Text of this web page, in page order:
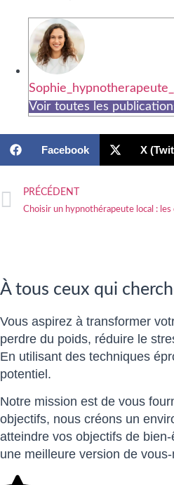
Voir toutes les
Facebook X
PRÉCÉDENT
Choisir un hypnothérapeute local : les
À tous ceux qui
Vous aspirez à transformer
perdre du poids, réduire le
En utilisant des techniques
potentiel.
Notre mission est de vous
objectifs, nous créons un
atteindre vos objectifs de
une meilleure version de